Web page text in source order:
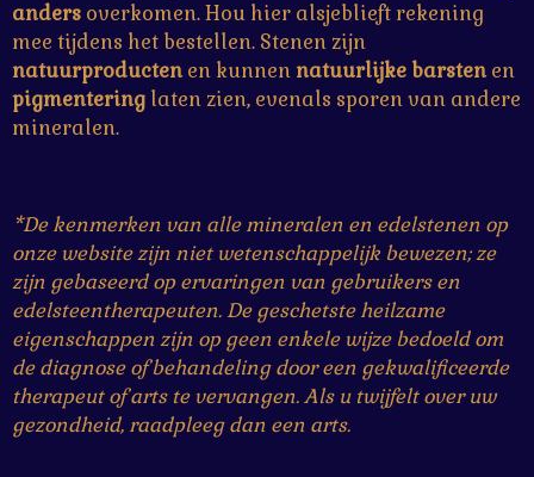
anders overkomen. Hou hier alsjeblieft rekening
mee tijdens het bestellen. Stenen zijn
natuurproductenen kunnen natuurlijke barstenen
pigmentering laten zien, evenals sporen van andere
mineralen.
*De kenmerken van alle mineralen en edelstenen op
onze website zijn niet wetenschappelijk bewezen; ze
zijn gebaseerd op ervaringen van gebruikers en
edelsteentherapeuten. De geschetste heilzame
eigenschappen zijn op geen enkele wijze bedoeld om
de diagnose of behandeling door een gekwalificeerde
therapeut of arts te vervangen. Als u twijfelt over uw
gezondheid, raadpleeg dan een arts.